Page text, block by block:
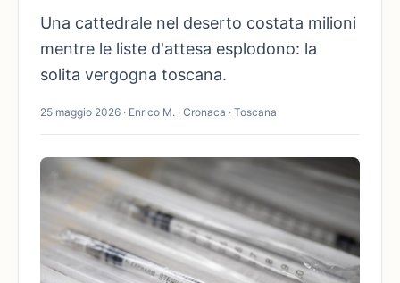
Una cattedrale nel deserto costata milioni
mentre le liste d'attesa esplodono: la
solita vergogna toscana.
25 maggio 2026 · Enrico M. · Cronaca · Toscana